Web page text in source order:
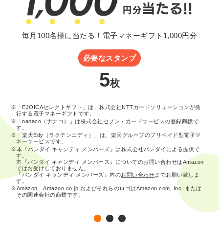
毎月100名様に当たる！電子マネーギフト1,000円分
必要なスタンプ
5枚
※「EJOICAセレクトギフト」は、株式会社NTTカードソリューションが発
行する電子マネーギフトです。
※「nanaco（ナナコ）」は株式会社セブン・カードサービスの登録商標で
す。
※「楽天Edy（ラクテンエディ）」は、楽天グループのプリペイド型電子マ
ネーサービスです。
※本『バンダイ キャンディ メンバーズ』は株式会社バンダイによる提供で
す。
本『バンダイ キャンディ メンバーズ』についてのお問い合わせはAmazon
ではお受けしておりません。
『バンダイ キャンディ メンバーズ』内のお問い合わせまでお願い致しま
す。
※Amazon、Amazon.co.jp およびそれらのロゴはAmazon.com, Inc. または
その関連会社の商標です。